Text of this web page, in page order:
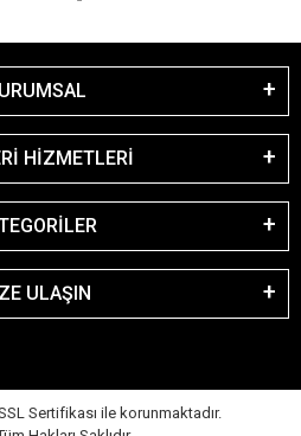
HİZMETLERİ
ULAŞIN
Sertifikası ile korunmaktadır.